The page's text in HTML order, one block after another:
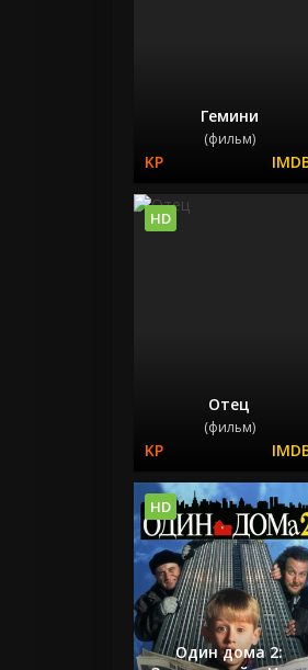
Гемини
(фильм)
Отец
(фильм)
HD
Один дома 2:
HD